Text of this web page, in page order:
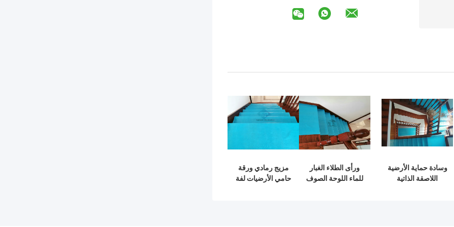
وسادة حماية الأرضية
اللاصقة الذاتية
ورأى الطلاء الغبار
للماء اللوحة الصوف
مزيج رمادي ورقة
حامي الأرضيات لفة